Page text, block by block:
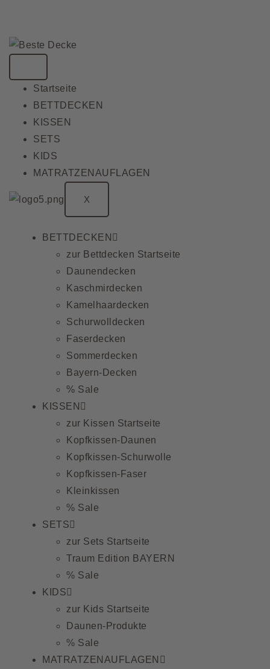
springen
Startseite
BETTDECKEN
KISSEN
SETS
KIDS
MATRATZENAUFLAGEN
X
BETTDECKEN
zur Bettdecken Startseite
Daunendecken
Kaschmirdecken
Kamelhaardecken
Schurwolldecken
Faserdecken
Sommerdecken
Bayern-Decken
% Sale
KISSEN
zur Kissen Startseite
Kopfkissen-Daunen
Kopfkissen-Schurwolle
Kopfkissen-Faser
Kleinkissen
% Sale
SETS
zur Sets Startseite
Traum Edition BAYERN
% Sale
KIDS
zur Kids Startseite
Daunen-Produkte
% Sale
MATRATZENAUFLAGEN